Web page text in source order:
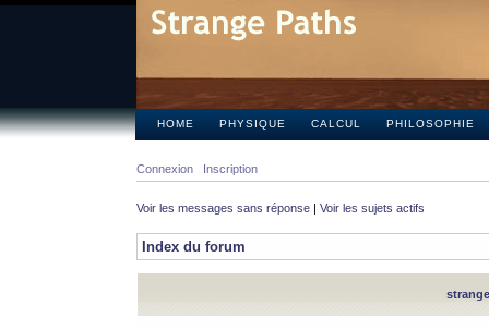
HOME PHYSIQUE CALCUL PHILOSOPHIE
Connexion Inscription
Voir les messages sans réponse | Voir les sujets actifs
Index du forum